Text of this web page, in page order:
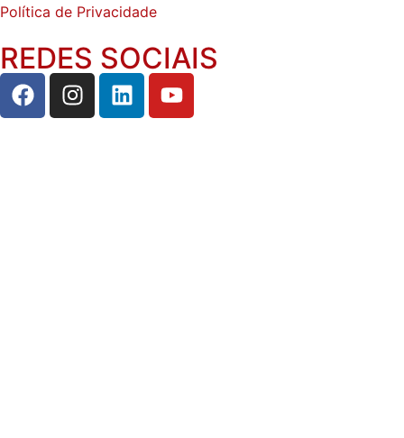
Política de Privacidade
REDES SOCIAIS